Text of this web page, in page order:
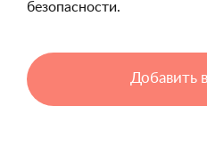
безопасности.
Добавить